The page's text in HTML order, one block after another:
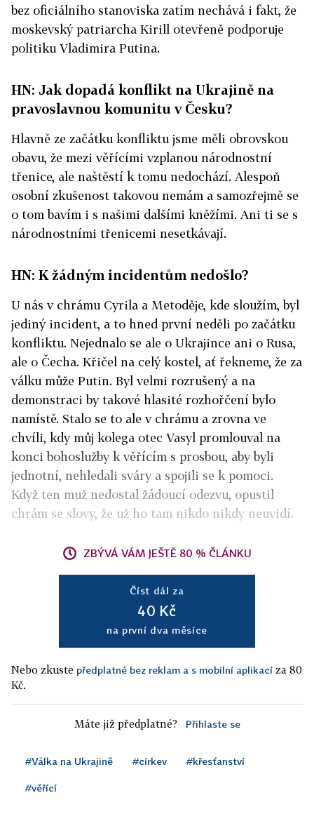
bez oficiálního stanoviska zatím nechává i fakt, že
moskevský patriarcha Kirill otevřeně podporuje
politiku Vladimira Putina.
HN: Jak dopadá konflikt na Ukrajině na
pravoslavnou komunitu v Česku?
Hlavně ze začátku konfliktu jsme měli obrovskou
obavu, že mezi věřícími vzplanou národnostní
třenice, ale naštěstí k tomu nedochází. Alespoň
osobní zkušenost takovou nemám a samozřejmě se
o tom bavím i s našimi dalšími kněžími. Ani ti se s
národnostními třenicemi nesetkávají.
HN: K žádným incidentům nedošlo?
U nás v chrámu Cyrila a Metoděje, kde sloužím, byl
jediný incident, a to hned první neděli po začátku
konfliktu. Nejednalo se ale o Ukrajince ani o Rusa,
ale o Čecha. Křičel na celý kostel, ať řekneme, že za
válku může Putin. Byl velmi rozrušený a na
demonstraci by takové hlasité rozhořčení bylo
namístě. Stalo se to ale v chrámu a zrovna ve
chvíli, kdy můj kolega otec Vasyl promlouval na
konci bohoslužby k věřícím s prosbou, aby byli
jednotní, nehledali sváry a spojili se k pomoci.
Když ten muž nedostal žádoucí odezvu, opustil
chrám se slovy, že už ho tam nikdo nikdy neuvidí.
ZBÝVÁ VÁM JEŠTĚ 80 % ČLÁNKU
Číst dál za
40 Kč
na první dva měsíce
Nebo zkuste předplatné bez reklam a s mobilní aplikací za 80
Kč.
Máte již předplatné? Přihlaste se
#Válka na Ukrajině #církev #křesťanství
#věřící